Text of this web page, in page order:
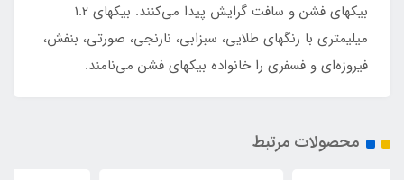
بیکهای فشن و سافت گرایش پیدا می‌کنند. بیکهای 1.2
میلیمتری با رنگهای طلایی، سبزابی، نارنجی، صورتی، بنفش،
فیروزه‌ای و فسفری را خانواده بیکهای فشن می‌نامند.
محصولات مرتبط